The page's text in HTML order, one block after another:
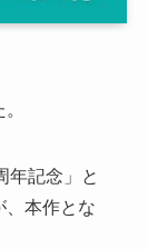
年記念」と
、本作とな